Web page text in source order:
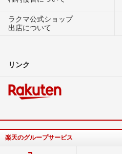
ラクマ公式ショップ
出店について
リンク
楽天のグループサービス